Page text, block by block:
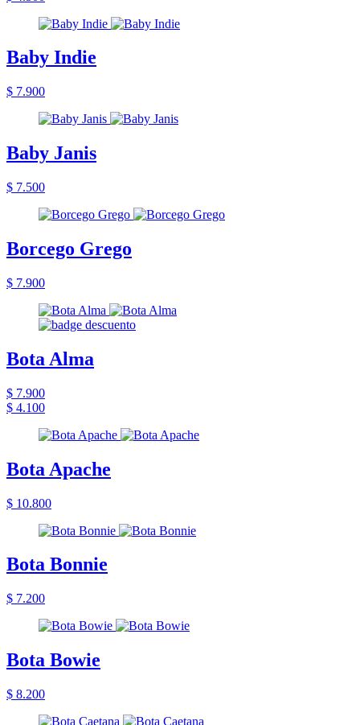
Baby Indie
$ 7.900
Baby Janis
$ 7.500
Borcego Grego
$ 7.900
Bota Alma
$ 7.900
$ 4.100
Bota Apache
$ 10.800
Bota Bonnie
$ 7.200
Bota Bowie
$ 8.200